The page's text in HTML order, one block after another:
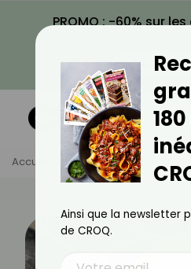
PROMO : -60% sur
VOIR LA
Accueil Actus Minceur
Ainsi que la newsletter
de CROQ.